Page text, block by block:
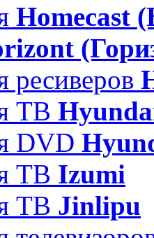
Homecast
ресиверов
ТВ
DVD
ТВ Izumi
ТВ Jinlipu